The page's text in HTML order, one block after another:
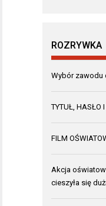
ROZRYWKA
Wybór zawodu
TYTUŁ, HASŁO I
FILM
Akcja
cieszyła się